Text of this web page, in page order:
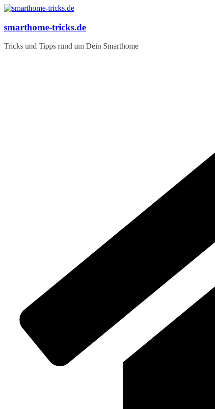
Zum
springen
smarthome-tricks.de
Tricks und Tipps rund um Dein Smarthome